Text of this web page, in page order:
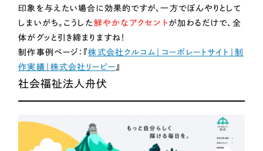
印象を与えたい場合に効果的ですが、一方でぼんやりとして
しまいがち。こうした 鮮やかなアクセント が加わるだけで、全
体がグッと引き締まりますね！
制作事例ページ：『株式会社クルコム｜コーポレートサイト｜制
作実績｜株式会社リーピー』
社会福祉法人舟伏